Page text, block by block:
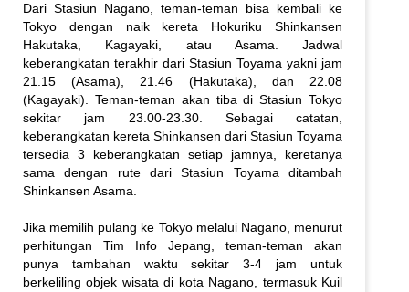
Dari Stasiun Nagano, teman-teman bisa kembali ke
Tokyo dengan naik kereta Hokuriku Shinkansen
Hakutaka, Kagayaki, atau Asama. Jadwal
keberangkatan terakhir dari Stasiun Toyama yakni jam
21.15 (Asama), 21.46 (Hakutaka), dan 22.08
(Kagayaki). Teman-teman akan tiba di Stasiun Tokyo
sekitar jam 23.00-23.30. Sebagai catatan,
keberangkatan kereta Shinkansen dari Stasiun Toyama
tersedia 3 keberangkatan setiap jamnya, keretanya
sama dengan rute dari Stasiun Toyama ditambah
Shinkansen Asama.
Jika memilih pulang ke Tokyo melalui Nagano, menurut
perhitungan Tim Info Jepang, teman-teman akan
punya tambahan waktu sekitar 3-4 jam untuk
berkeliling objek wisata di kota Nagano, termasuk Kuil